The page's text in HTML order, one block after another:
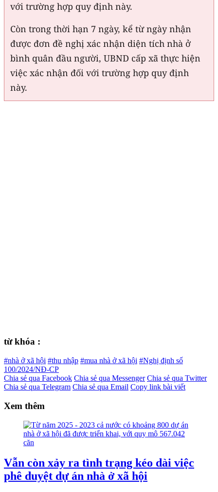
với trường hợp quy định này.
Còn trong thời hạn 7 ngày, kể từ ngày nhận
được đơn đề nghị xác nhận diện tích nhà ở
bình quân đầu người, UBND cấp xã thực hiện
việc xác nhận đối với trường hợp quy định
này.
từ khóa :
#nhà ở xã hội #thu nhập #mua nhà ở xã hội #Nghị định số
100/2024/NĐ-CP
Chia sẻ qua Facebook Chia sẻ qua Messenger Chia sẻ qua Twitter
Chia sẻ qua Telegram Chia sẻ qua Email Copy link bài viết
Xem thêm
Vẫn còn xảy ra tình trạng kéo dài việc
phê duyệt dự án nhà ở xã hội